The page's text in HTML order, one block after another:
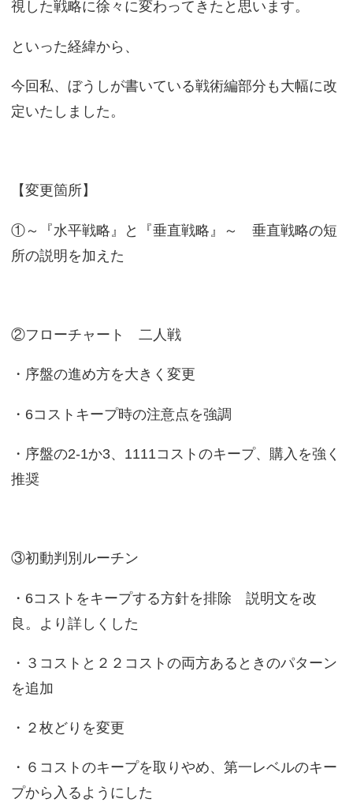
視した戦略に徐々に変わってきたと思います。
といった経緯から、
今回私、ぼうしが書いている戦術編部分も大幅に改
定いたしました。
【変更箇所】
①～『水平戦略』と『垂直戦略』～ 垂直戦略の短
所の説明を加えた
②フローチャート 二人戦
・序盤の進め方を大きく変更
・6コストキープ時の注意点を強調
・序盤の2-1か3、1111コストのキープ、購入を強く
推奨
③初動判別ルーチン
・6コストをキープする方針を排除 説明文を改
良。より詳しくした
・３コストと２２コストの両方あるときのパターン
を追加
・２枚どりを変更
・６コストのキープを取りやめ、第一レベルのキー
プから入るようにした